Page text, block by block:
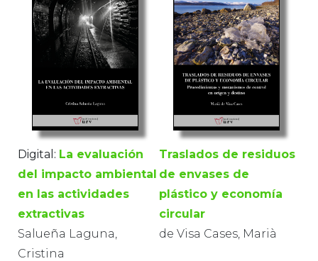
Digital: La evaluación
del impacto ambiental
en las actividades
extractivas
Salueña Laguna,
Cristina
Traslados de residuos
de envases de
plástico y economía
circular
de Visa Cases, Marià